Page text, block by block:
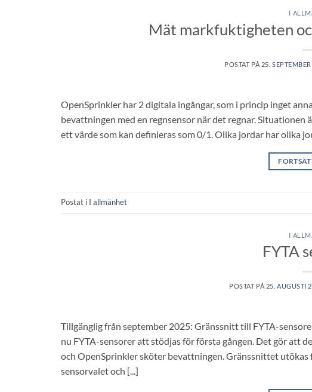
I
Mät markfuktigheten
POSTAT PÅ 25.
OpenSprinkler har 2 digitala ingångar, som i princip inget
bevattningen med en regnsensor när det regnar.
ett värde som kan definieras som 0/1. Olika jordar har olika
Postat i I allmänhet
I
FYTA
POSTAT PÅ 25. AUGUSTI
Tillgänglig från september 2025: Gränssnitt till FYTA-
nu FYTA-sensorer att stödjas för första gången. Det gör att
och OpenSprinkler sköter bevattningen. Gränssnittet
sensorvalet och [...]